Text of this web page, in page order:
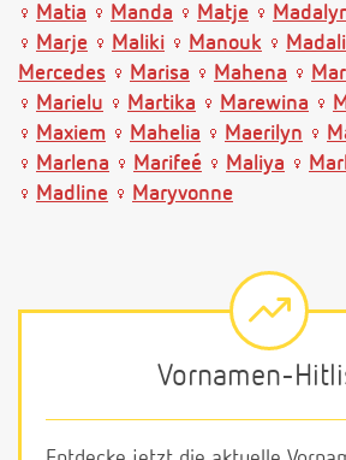
Matia
Manda Matje
Marje
Maliki Manouk
Mercedes
Marisa Mahena
Marielu
Martika Marewina
Maxiem
Mahelia Maerilyn
Marlena
Marifeé Maliya
Madline
Maryvonne
Vornamen-